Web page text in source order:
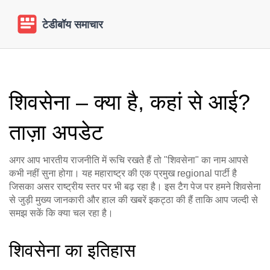
शिवसेना – क्या है, कहां से आई?
ताज़ा अपडेट
अगर आप भारतीय राजनीति में रूचि रखते हैं तो "शिवसेना" का नाम आपसे
कभी नहीं सुना होगा। यह महाराष्ट्र की एक प्रमुख regional पार्टी है
जिसका असर राष्ट्रीय स्तर पर भी बढ़ रहा है। इस टैग पेज पर हमने शिवसेना
से जुड़ी मुख्य जानकारी और हाल की खबरें इकट्ठा की हैं ताकि आप जल्दी से
समझ सकें कि क्या चल रहा है।
शिवसेना का इतिहास